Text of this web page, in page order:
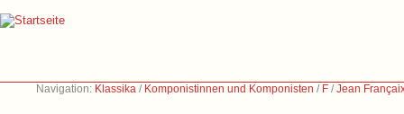
Navigation: Klassika / Komponistinnen und Komponisten / F /Jean